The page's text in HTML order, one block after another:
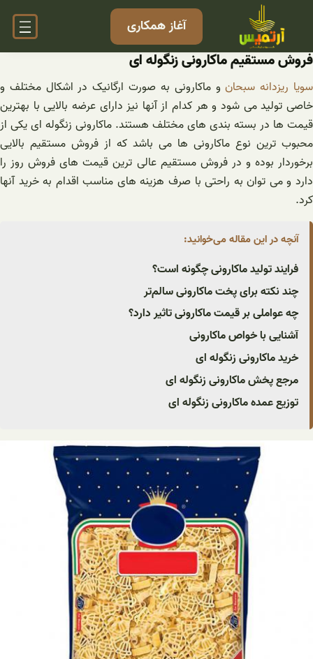
آغاز همکاری
فروش مستقیم ماکارونی زنگوله ای
سویا ریزدانه سبحانو ماکارونی به صورت ارگانیک در اشکال مختلف و
خاصی تولید می شود و هر کدام از آنها نیز دارای عرضه بالایی با بهترین
قیمت ها در بسته بندی های مختلف هستند. ماکارونی زنگوله ای یکی از
محبوب ترین نوع ماکارونی ها می باشد که از فروش مستقیم بالایی
برخوردار بوده و در فروش مستقیم عالی ترین قیمت های فروش روز را
دارد و می توان به راحتی با صرف هزینه های مناسب اقدام به خرید آنها
کرد.
آنچه در این مقاله می‌خوانید:
فرایند تولید ماکارونی چگونه است؟
چند نکته برای پخت ماکارونی سالم‌تر
چه عواملی بر قیمت ماکارونی تاثیر دارد؟
آشنایی با خواص ماکارونی
خرید ماکارونی زنگوله ای
مرجع پخش ماکارونی زنگوله ای
توزیع عمده ماکارونی زنگوله ای